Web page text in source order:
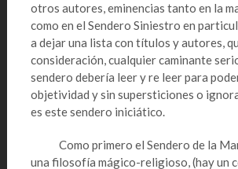
otros autores, eminencias tanto en la
como en el Sendero Siniestro en
a dejar una lista con títulos y autores,
consideración, cualquier caminante
sendero debería leer y re leer para
objetividad y sin supersticiones o
es este sendero iniciático.
Como primero el Sendero de la
una filosofía mágico-religioso, (hay un